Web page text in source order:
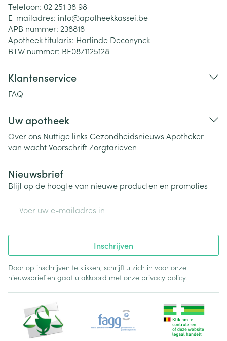
Telefoon: 02 251 38 98
E-mailadres: info@apotheekkassei.be
APB nummer: 238818
Apotheek titularis: Harlinde Deconynck
BTW nummer: BE0871125128
Klantenservice
FAQ
Uw apotheek
Over ons Nuttige links Gezondheidsnieuws Apotheker
van wachtVoorschriftZorgtarieven
Nieuwsbrief
Blijf op de hoogte van nieuwe producten en promoties
Inschrijven
Door op inschrijven te klikken, schrijft u zich in voor onze
nieuwsbrief en gaat u akkoord met onze privacy policy.